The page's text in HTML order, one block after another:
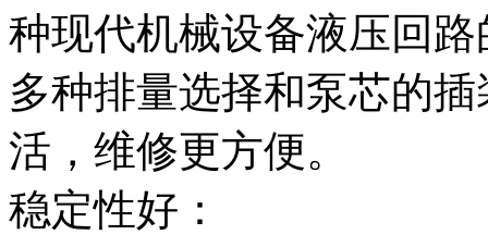
种现代机械设备液压回
多种排量选择和泵芯的
活，维修更方便。
稳定性好：